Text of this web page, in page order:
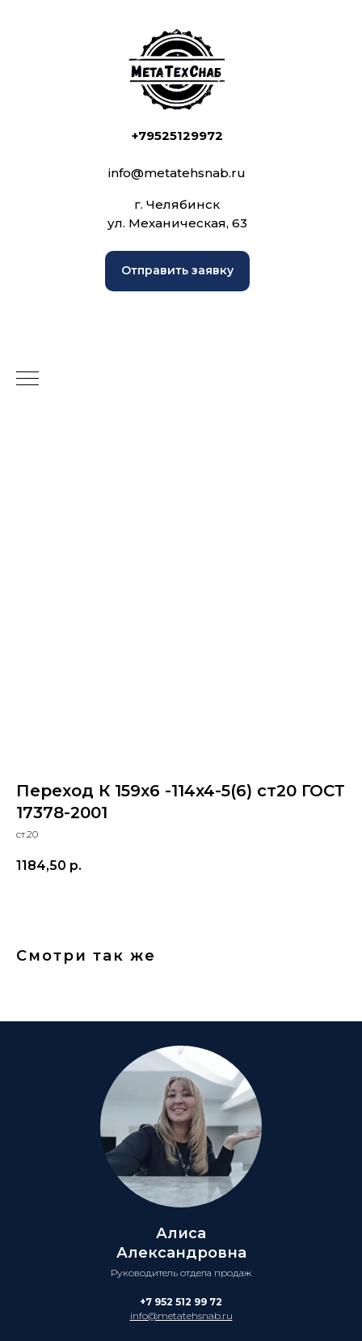
+79525129972
info@metatehsnab.ru
г. Челябинск
ул. Механическая, 63
Отправить заявку
Переход К 159x6 -114x4-5(6) ст20 ГОСТ
17378-2001
ст.20
1184,50 р.
Смотри так же
Алиса
Александровна
Руководитель отдела продаж
+7 952 512 99 72
info@metatehsnab.ru